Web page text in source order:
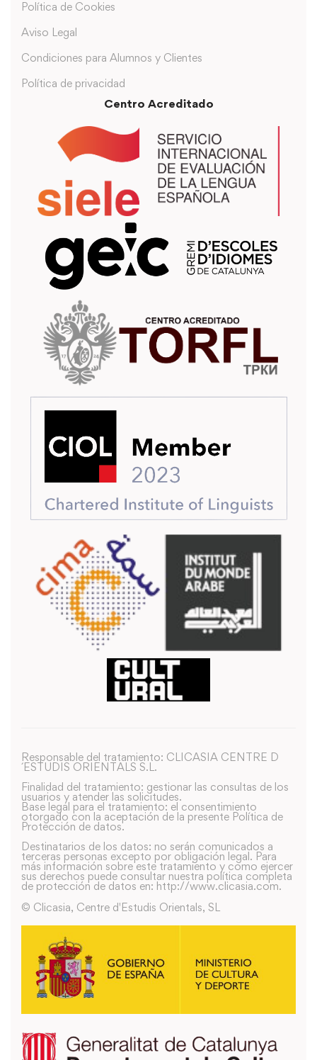
Política de Cookies
Aviso Legal
Condiciones para Alumnos y Clientes
Política de privacidad
Centro Acreditado
Responsable del tratamiento: CLICASIA CENTRE D
´ESTUDIS ORIENTALS S.L.
Finalidad del tratamiento: gestionar las consultas de los
usuarios y atender las solicitudes.
Base legal para el tratamiento: el consentimiento
otorgado con la aceptación de la presente Política de
Protección de datos.
Destinatarios de los datos: no serán comunicados a
terceras personas excepto por obligación legal. Para
más información sobre este tratamiento y como ejercer
sus derechos puede consultar nuestra política completa
de protección de datos en: http://www.clicasia.com.
© Clicasia, Centre d'Estudis Orientals, SL